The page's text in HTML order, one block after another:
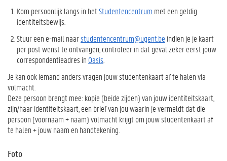
Kom persoonlijk langs in hetStudentencentrum met een geldig
identiteitsbewijs.
Stuur een e-mail naarstudentencentrum@ugent.be indien je je kaart
per post wenst te ontvangen, controleer in dat geval zeker eerst jouw
correspondentieadres in Oasis
Je kan ook iemand anders vragen jouw studentenkaart af te halen via
volmacht.
Deze persoon brengt mee: kopie (beide zijden) van jouw identiteitskaart,
zijn/haar identiteitskaart, een brief van jou waarin je vermeldt dat die
persoon (voornaam + naam) volmacht krijgt om jouw studentenkaart af
te halen + jouw naam en handtekening.
Foto